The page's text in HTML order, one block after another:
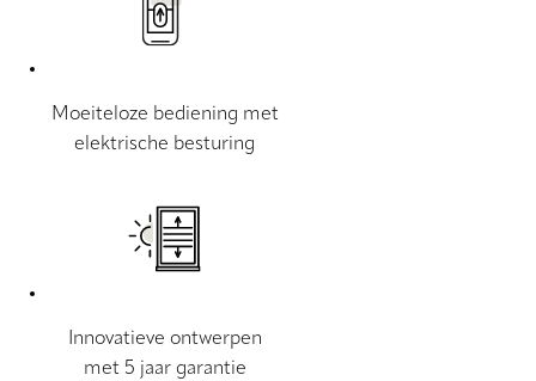
Moeiteloze bediening met
elektrische besturing
Innovatieve ontwerpen
met 5 jaar garantie